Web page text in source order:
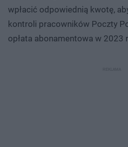
wpłacić odpowiednią kwotę,
kontroli pracowników Poczty
opłata abonamentowa w 2023